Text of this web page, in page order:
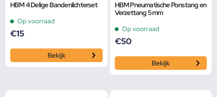
HBM 4 Delige Bandenlichterset
Op voorraad
€15
Bekijk
HBM Pneumatische Ponstang en
Verzettang 5 mm
Op voorraad
€50
Bekijk